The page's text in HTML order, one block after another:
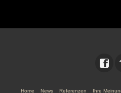
Home News Referenzen Ihre